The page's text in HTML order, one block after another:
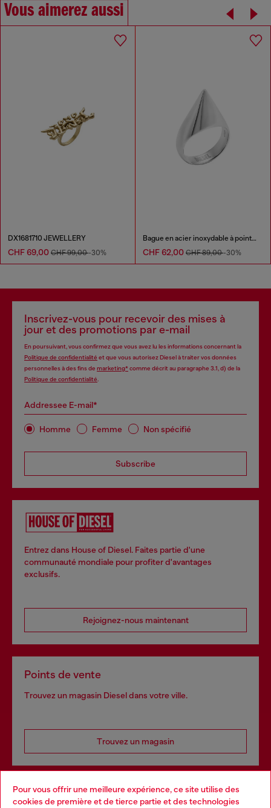
Pour vous offrir une meilleure expérience, ce site utilise des
cookies de première et de tierce partie et des technologies
Vous aimerez aussi
DX1681710 JEWELLERY
CHF 69,00 CHF 99,00-30%
Bague en acier inoxydable à pointes
CHF 62,00 CHF 89,00-30%
Inscrivez-vous pour recevoir des mises à
jour et des promotions par e-mail
En poursuivant, vous confirmez que vous avez lu les informations concernant la
Politique de confidentialité et que vous autorisez Diesel à traiter vos données
personnelles à des fins de marketing*comme décrit au paragraphe 3.1, d) de la
Politique de confidentialité
Addressee E-mail*
Homme Femme Non spécifié
Subscribe
Entrez dans House of Diesel. Faites partie d'une
communauté mondiale pour profiter d'avantages
exclusifs.
Rejoignez-nous maintenant
Points de vente
Trouvez un magasin Diesel dans votre ville.
Trouvez un magasin
Services omnicanaux